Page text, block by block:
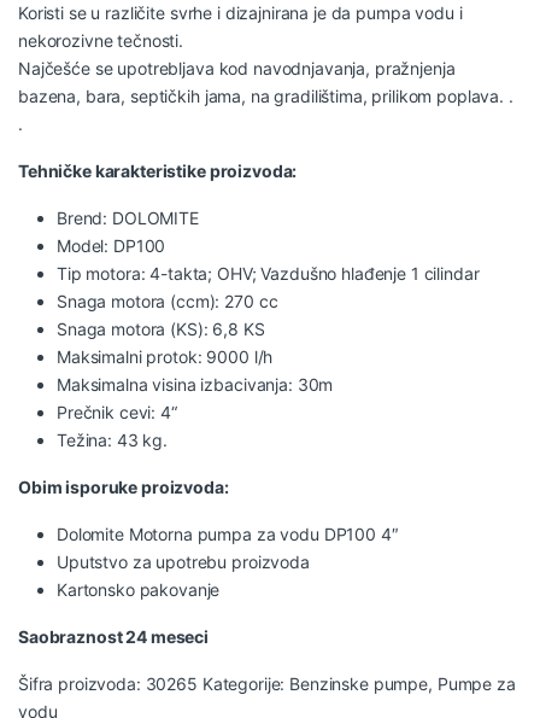
Koristi se u različite svrhe i dizajnirana je da pumpa vodu i
nekorozivne tečnosti.
Najčešće se upotrebljava kod navodnjavanja, pražnjenja
bazena, bara, septičkih jama, na gradilištima, prilikom poplava. .
.
Tehničke karakteristike proizvoda:
Brend: DOLOMITE
Model: DP100
Tip motora: 4-takta; OHV; Vazdušno hlađenje 1 cilindar
Snaga motora (ccm): 270 cc
Snaga motora (KS): 6,8 KS
Maksimalni protok: 9000 l/h
Maksimalna visina izbacivanja: 30m
Prečnik cevi: 4“
Težina: 43 kg.
Obim isporuke proizvoda:
Dolomite Motorna pumpa za vodu DP100 4″
Uputstvo za upotrebu proizvoda
Kartonsko pakovanje
Saobraznost 24 meseci
Šifra proizvoda: 30265 Kategorije: Benzinske pumpe, Pumpe za
vodu